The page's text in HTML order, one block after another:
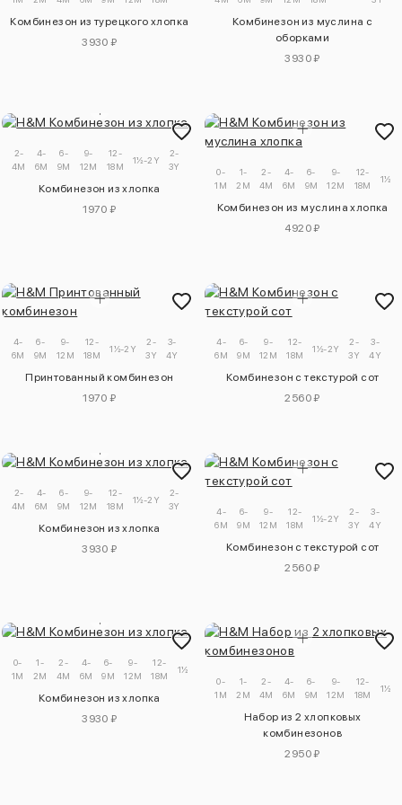
Комбинезон из турецкого хлопка
3930 ₽
Комбинезон из муслина с
оборками
3930 ₽
2-
4M
4-
6M
6-
9M
9-
12M
12-
18M
1½-2Y
2-
3Y
Комбинезон из хлопка
1970 ₽
0-
1M
1-
2M
2-
4M
4-
6M
6-
9M
9-
12M
12-
18M
1½-
Комбинезон из муслина хлопка
4920 ₽
4-
6M
6-
9M
9-
12M
12-
18M
1½-2Y
2-
3Y
3-
4Y
Принтованный комбинезон
1970 ₽
4-
6M
6-
9M
9-
12M
12-
18M
1½-2Y
2-
3Y
3-
4Y
Комбинезон с текстурой сот
2560 ₽
2-
4M
4-
6M
6-
9M
9-
12M
12-
18M
1½-2Y
2-
3Y
Комбинезон из хлопка
3930 ₽
4-
6M
6-
9M
9-
12M
12-
18M
1½-2Y
2-
3Y
3-
4Y
Комбинезон с текстурой сот
2560 ₽
0-
1M
1-
2M
2-
4M
4-
6M
6-
9M
9-
12M
12-
18M
1½-2Y
Комбинезон из хлопка
3930 ₽
0-
1M
1-
2M
2-
4M
4-
6M
6-
9M
9-
12M
12-
18M
1½-
Набор из 2 хлопковых
комбинезонов
2950 ₽